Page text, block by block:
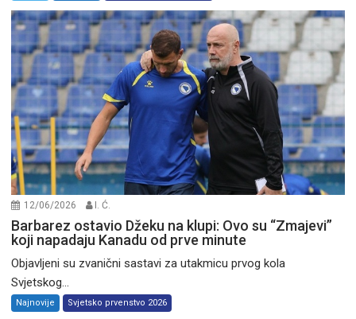
12/06/2026 I. Ć.
Barbarez ostavio Džeku na klupi: Ovo su “Zmajevi”
koji napadaju Kanadu od prve minute
Objavljeni su zvanični sastavi za utakmicu prvog kola
Svjetskog...
Najnovije Svjetsko prvenstvo 2026